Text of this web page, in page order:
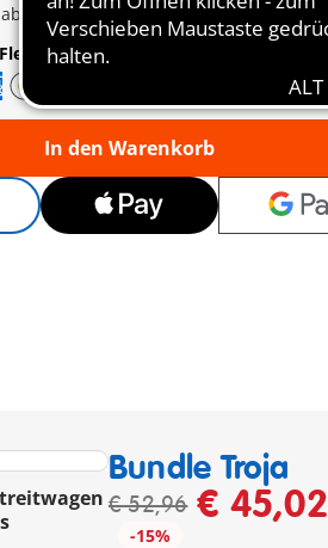
ab 35€Bestellwert
Zahlung
In den Warenkorb
Bundle Troja
€ 52,96 € 45,02
-15%